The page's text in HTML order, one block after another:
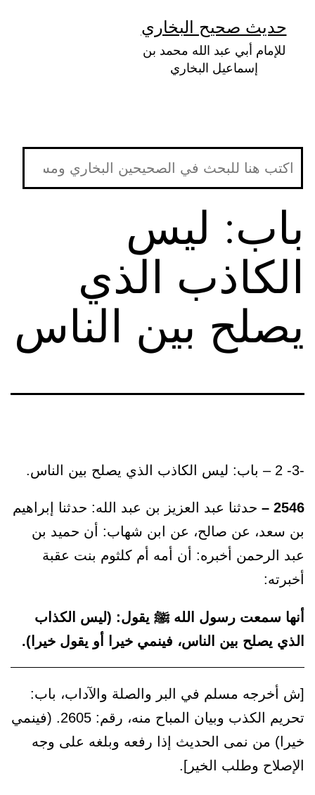
المحتوى
حديث صحيح البخاري
للإمام أبي عبد الله محمد بن
إسماعيل البخاري
باب: ليس
الكاذب الذي
يصلح بين الناس
-3- 2 – باب: ليس الكاذب الذي يصلح بين الناس.
2546 –
حدثنا عبد العزيز بن عبد الله: حدثنا إبراهيم
بن سعد، عن صالح، عن ابن شهاب: أن حميد بن
عبد الرحمن أخبره: أن أمه أم كلثوم بنت عقبة
أخبرته:
أنها سمعت رسول الله ﷺ يقول: (ليس الكذاب
الذي يصلح بين الناس، فينمي خيرا أو يقول خيرا).
[ش أخرجه مسلم في البر والصلة والآداب، باب:
تحريم الكذب وبيان المباح منه، رقم: 2605. (فينمي
خيرا) من نمى الحديث إذا رفعه وبلغه على وجه
الإصلاح وطلب الخير].